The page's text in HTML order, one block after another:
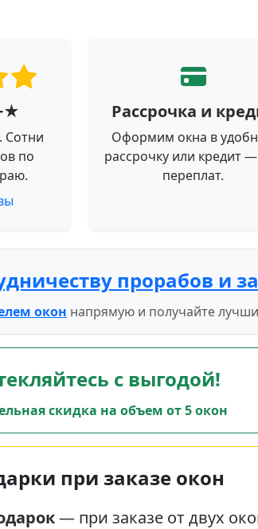
Сотни
по
Рассрочка и
Оформим окна в
рассрочку или кредит
переплат.
прорабов и
окон напрямую и получайте
с выгодой!
скидка на объем от 5 окон
при заказе окон
— при заказе от двух